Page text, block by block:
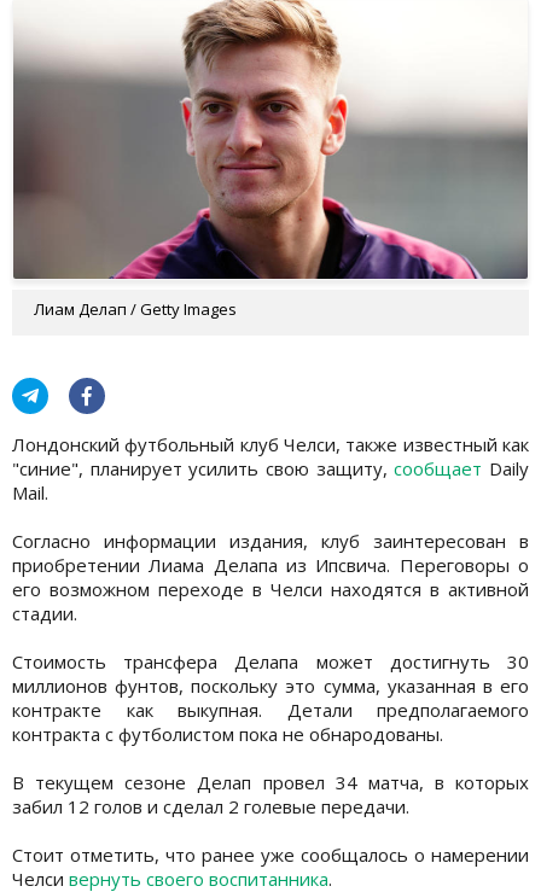
Лиам Делап / Getty Images
Лондонский футбольный клуб Челси, также известный как
"синие", планирует усилить свою защиту,сообщает Daily
Mail.
Согласно информации издания, клуб заинтересован в
приобретении Лиама Делапа из Ипсвича. Переговоры о
его возможном переходе в Челси находятся в активной
стадии.
Стоимость трансфера Делапа может достигнуть 30
миллионов фунтов, поскольку это сумма, указанная в его
контракте как выкупная. Детали предполагаемого
контракта с футболистом пока не обнародованы.
В текущем сезоне Делап провел 34 матча, в которых
забил 12 голов и сделал 2 голевые передачи.
Стоит отметить, что ранее уже сообщалось о намерении
Челси вернуть своего воспитанника.